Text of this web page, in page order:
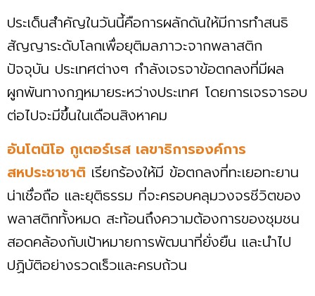
ประเด็นสำคัญในวันนี้คือการผลักดันให้มีการทำสนธิ
สัญญาระดับโลกเพื่อยุติมลภาวะจากพลาสติก
ปัจจุบัน ประเทศต่างๆ กำลังเจรจาข้อตกลงที่มีผล
ผูกพันทางกฎหมายระหว่างประเทศ โดยการเจรจารอบ
ต่อไปจะมีขึ้นในเดือนสิงหาคม
อันโตนิโอ กูเตอร์เรส เลขาธิการองค์การ
สหประชาชาติ เรียกร้องให้มี ข้อตกลงที่ทะเยอทะยาน
น่าเชื่อถือ และยุติธรรม ที่จะครอบคลุมวงจรชีวิตของ
พลาสติกทั้งหมด สะท้อนถึงความต้องการของชุมชน
สอดคล้องกับเป้าหมายการพัฒนาที่ยั่งยืน และนำไป
ปฏิบัติอย่างรวดเร็วและครบถ้วน